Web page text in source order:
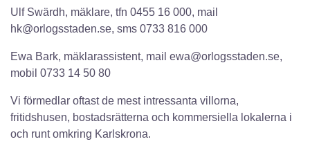
Ulf Swärdh, mäklare, tfn 0455 16 000, mail
hk@orlogsstaden.se, sms 0733 816 000
Ewa Bark, mäklarassistent, mail ewa@orlogsstaden.se,
mobil 0733 14 50 80
Vi förmedlar oftast de mest intressanta villorna,
fritidshusen, bostadsrätterna och kommersiella lokalerna i
och runt omkring Karlskrona.